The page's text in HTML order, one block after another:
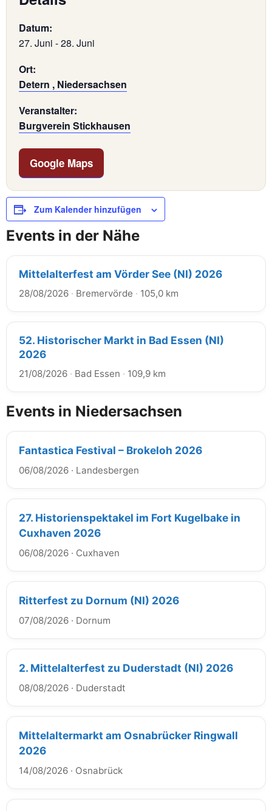
Datum:
27. Juni -28. Juni
Ort:
Detern , Niedersachsen
Veranstalter:
Burgverein Stickhausen
Google Maps
Zum Kalender hinzufügen
Events in der Nähe
Mittelalterfest am Vörder See (NI) 2026
28/08/2026 · Bremervörde · 105,0 km
52. Historischer Markt in Bad Essen (NI)
2026
21/08/2026 · Bad Essen · 109,9 km
Events in Niedersachsen
Fantastica Festival – Brokeloh 2026
06/08/2026 · Landesbergen
27. Historienspektakel im Fort Kugelbake in
Cuxhaven 2026
06/08/2026 · Cuxhaven
Ritterfest zu Dornum (NI) 2026
07/08/2026 · Dornum
2. Mittelalterfest zu Duderstadt (NI) 2026
08/08/2026 · Duderstadt
Mittelaltermarkt am Osnabrücker Ringwall
2026
14/08/2026 · Osnabrück